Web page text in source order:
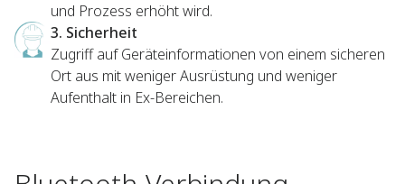
und Prozess erhöht wird.
3. Sicherheit
Zugriff auf Geräteinformationen von einem sicheren
Ort aus mit weniger Ausrüstung und weniger
Aufenthalt in Ex-Bereichen.